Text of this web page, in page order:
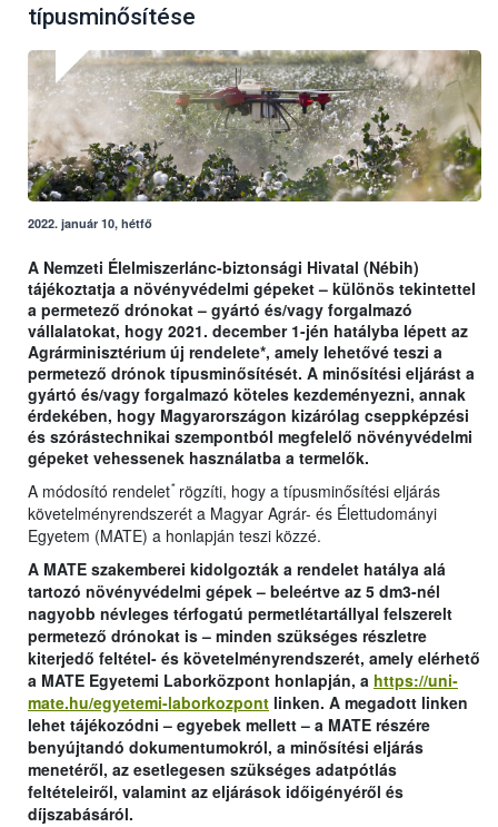
típusminősítése
2022. január 10, hétfő
A Nemzeti Élelmiszerlánc-biztonsági Hivatal (Nébih)
tájékoztatja a növényvédelmi gépeket – különös tekintettel
a permetező drónokat – gyártó és/vagy forgalmazó
vállalatokat, hogy 2021. december 1-jén hatályba lépett az
Agrárminisztérium új rendelete*, amely lehetővé teszi a
permetező drónok típusminősítését. A minősítési eljárást a
gyártó és/vagy forgalmazó köteles kezdeményezni, annak
érdekében, hogy Magyarországon kizárólag cseppképzési
és szórástechnikai szempontból megfelelő növényvédelmi
gépeket vehessenek használatba a termelők.
A módosító rendelet*rögzíti, hogy a típusminősítési eljárás
követelményrendszerét a Magyar Agrár- és Élettudományi
Egyetem (MATE) a honlapján teszi közzé.
A MATE szakemberei kidolgozták a rendelet hatálya alá
tartozó növényvédelmi gépek – beleértve az 5 dm3-nél
nagyobb névleges térfogatú permetlétartállyal felszerelt
permetező drónokat is – minden szükséges részletre
kiterjedő feltétel- és követelményrendszerét, amely elérhető
a MATE Egyetemi Laborközpont honlapján, a https://uni-
mate.hu/egyetemi-laborkozpont linken. A megadott linken
lehet tájékozódni – egyebek mellett – a MATE részére
benyújtandó dokumentumokról, a minősítési eljárás
menetéről, az esetlegesen szükséges adatpótlás
feltételeiről, valamint az eljárások időigényéről és
díjszabásáról.